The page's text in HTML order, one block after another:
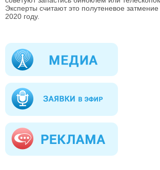
Эксперты считают это полутеневое
2020 году.